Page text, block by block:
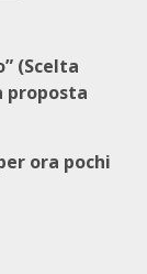
(Scelta
proposta
ora pochi